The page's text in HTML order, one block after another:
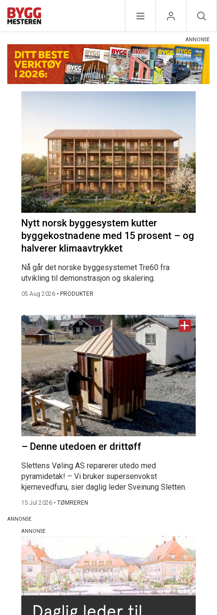
Nytt norsk byggesystem kutter
byggekostnadene med 15 prosent – og
halverer klimaavtrykket
Nå går det norske byggesystemet Tre60 fra
utvikling til demonstrasjon og skalering.
05 Aug 2026 • PRODUKTER
– Denne utedoen er drittøff
Slettens Vøling AS reparerer utedo med
pyramidetak! – Vi bruker supersenvokst
kjernevedfuru, sier daglig leder Sveinung Sletten.
15 Jul 2026 • TØMREREN